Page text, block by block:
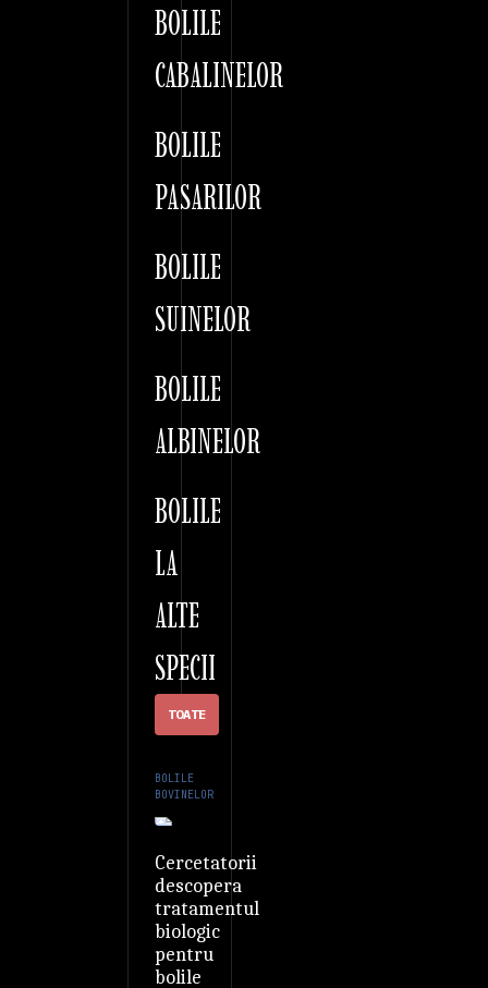
BOLILE
CABALINELOR
BOLILE
PASARILOR
BOLILE
SUINELOR
BOLILE
ALBINELOR
BOLILE
LA
ALTE
SPECII
TOATE
BOLILE
BOVINELOR
Cercetatorii
descopera
tratamentul
biologic
pentru
bolile